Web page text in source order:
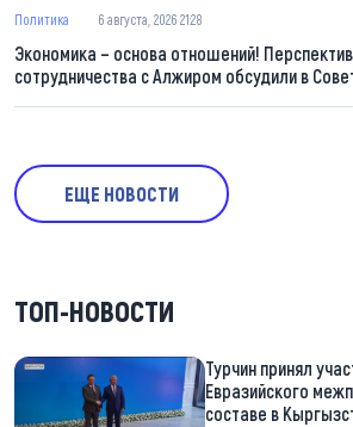
Политика 6 августа, 2026 21:28
Экономика – основа отношений!
сотрудничества с Алжиром обсудили в
ЕЩЕ НОВОСТИ
ТОП-НОВОСТИ
Турчин принял
Евразийского
составе в